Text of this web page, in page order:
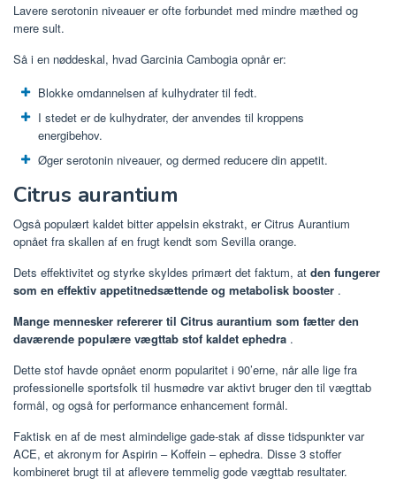
Lavere serotonin niveauer er ofte forbundet med mindre mæthed og
mere sult.
Så i en nøddeskal, hvad Garcinia Cambogia opnår er:
Blokke omdannelsen af ​​kulhydrater til fedt.
I stedet er de kulhydrater, der anvendes til kroppens
energibehov.
Øger serotonin niveauer, og dermed reducere din appetit.
Citrus aurantium
Også populært kaldet bitter appelsin ekstrakt, er Citrus Aurantium
opnået fra skallen af ​​en frugt kendt som Sevilla orange.
Dets effektivitet og styrke skyldes primært det faktum, at den fungerer
som en effektiv appetitnedsættende og metabolisk booster .
Mange mennesker refererer til Citrus aurantium som fætter den
daværende populære vægttab stof kaldet ephedra .
Dette stof havde opnået enorm popularitet i 90’erne, når alle lige fra
professionelle sportsfolk til husmødre var aktivt bruger den til vægttab
formål, og også for performance enhancement formål.
Faktisk en af ​​de mest almindelige gade-stak af disse tidspunkter var
ACE, et akronym for Aspirin – Koffein – ephedra. Disse 3 stoffer
kombineret brugt til at aflevere temmelig gode vægttab resultater.